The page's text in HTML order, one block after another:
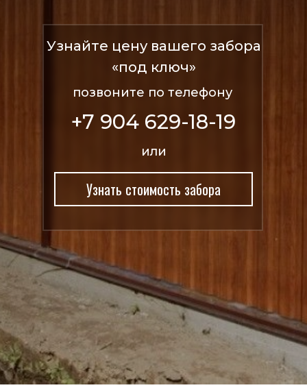
Узнать стоимость забора
или
+7 904 629-18-19
позвоните по телефону
Узнайте цену вашего забора
«под ключ»